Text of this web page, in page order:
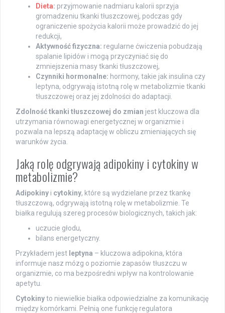
Dieta: przyjmowanie nadmiaru kalorii sprzyja
gromadzeniu tkanki tłuszczowej, podczas gdy
ograniczenie spożycia kalorii może prowadzić do jej
redukcji,
Aktywność fizyczna: regularne ćwiczenia pobudzają
spalanie lipidów i mogą przyczyniać się do
zmniejszenia masy tkanki tłuszczowej,
Czynniki hormonalne: hormony, takie jak insulina czy
leptyna, odgrywają istotną rolę w metabolizmie tkanki
tłuszczowej oraz jej zdolności do adaptacji.
Zdolność tkanki tłuszczowej do zmian jest kluczowa dla
utrzymania równowagi energetycznej w organizmie i
pozwala na lepszą adaptację w obliczu zmieniających się
warunków życia.
Jaką rolę odgrywają adipokiny i cytokiny w
metabolizmie?
Adipokiny i cytokiny, które są wydzielane przez tkankę
tłuszczową, odgrywają istotną rolę w metabolizmie. Te
białka regulują szereg procesów biologicznych, takich jak:
uczucie głodu,
bilans energetyczny.
Przykładem jest leptyna – kluczowa adipokina, która
informuje nasz mózg o poziomie zapasów tłuszczu w
organizmie, co ma bezpośredni wpływ na kontrolowanie
apetytu.
Cytokinyto niewielkie białka odpowiedzialne za komunikację
między komórkami. Pełnią one funkcję regulatora